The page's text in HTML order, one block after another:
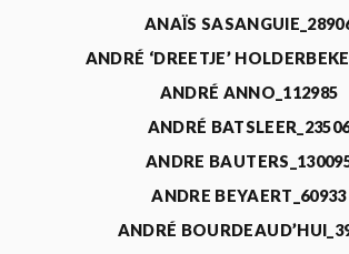
ANAÏS
ANDRÉ ‘DREETJE’
ANDRÉ ANNO_112985
ANDRÉ
ANDRE
ANDRE BEYAERT_60933
ANDRÉ